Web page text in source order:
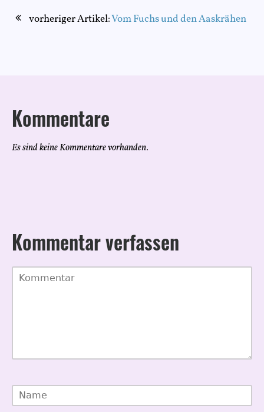
vorheriger Artikel:Vom Fuchs und den Aaskrähen
Kommentare
Es sind keine Kommentare vorhanden.
Kommentar verfassen